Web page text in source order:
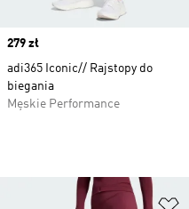
Price
279 zł
adi365 Iconic// Rajstopy do
biegania
Męskie Performance